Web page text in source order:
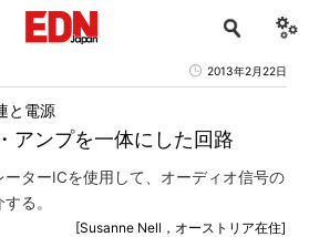
2013年2月22日
アンプを一体にした回路
と電源
ターICを使用して、オーディオ信号の
る。
[Susanne Nell，オーストリア在住]